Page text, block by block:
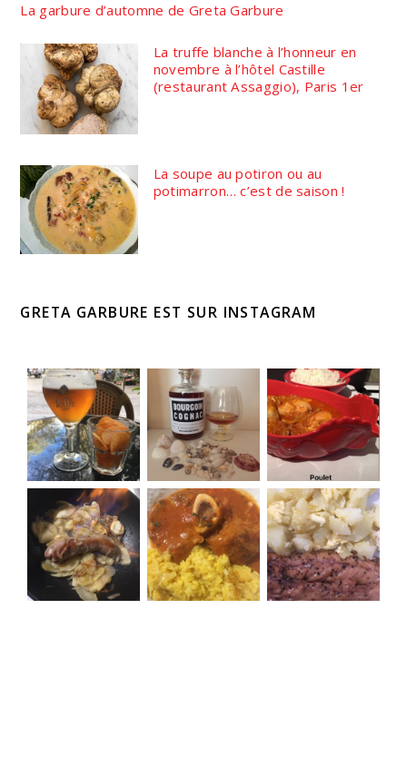
La garbure d’automne de Greta Garbure
La truffe blanche à l’honneur en
novembre à l’hôtel Castille
(restaurant Assaggio), Paris 1er
La soupe au potiron ou au
potimarron… c’est de saison !
GRETA GARBURE EST SUR INSTAGRAM